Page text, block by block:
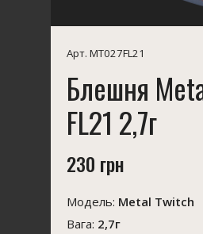
Арт. MT027FL21
Блешня
FL21 2,7г
230 грн
Модель: Metal Twitch
Вага: 2,7г